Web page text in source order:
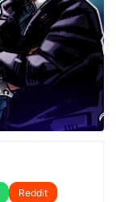
Reddit